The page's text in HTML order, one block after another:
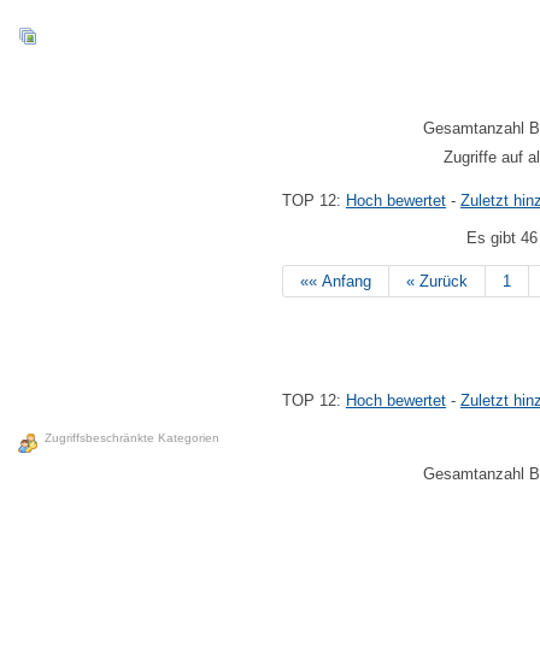
Gesamtanzahl
Zugriffe auf
TOP 12: Hoch bewertet - Zuletzt
Es gibt
«« Anfang « Zurück 1
TOP 12: Hoch bewertet - Zuletzt
Zugriffsbeschränkte Kategorien
Gesamtanzahl